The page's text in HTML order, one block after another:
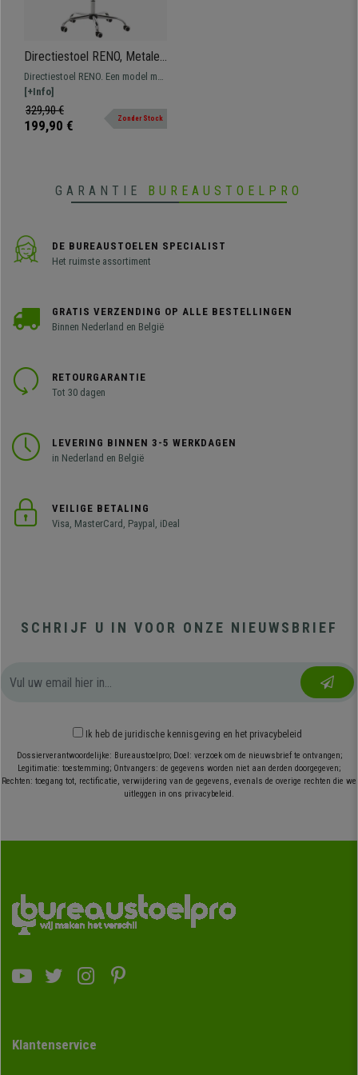
Directiestoel RENO, Metalen
Structuur, Grote Rugleuning,
Bekleed in Leder, Bordeaux
Directiestoel RENO. Een model met
metalen structuur, een gevulde
zitting en rugleuning, bekleed met
gestikt leder. Opvalllend is de
[+Info]
329,90 €
199,90 € Zonder Stock
GARANTIE BUREAUSTOELPRO
DE BUREAUSTOELEN SPECIALIST
Het ruimste assortiment
GRATIS VERZENDING OP ALLE BESTELLINGEN
Binnen Nederland en België
RETOURGARANTIE
Tot 30 dagen
LEVERING BINNEN 3-5 WERKDAGEN
in Nederland en België
VEILIGE BETALING
Visa, MasterCard, Paypal, iDeal
SCHRIJF U IN VOOR ONZE NIEUWSBRIEF
Ik heb de juridische kennisgeving en het privacybeleid
Dossierverantwoordelijke: Bureaustoelpro; Doel: verzoek om de nieuwsbrief te ontvangen;
Legitimatie: toestemming; Ontvangers: de gegevens worden niet aan derden doorgegeven;
Rechten: toegang tot, rectificatie, verwijdering van de gegevens, evenals de overige rechten die we
uitleggen in ons privacybeleid.
Klantenservice